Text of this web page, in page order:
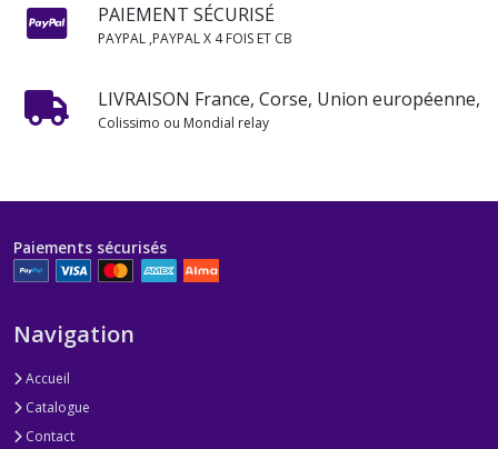
PAIEMENT SÉCURISÉ
PAYPAL ,PAYPAL X 4 FOIS ET CB
LIVRAISON France, Corse, Union européenne,
Colissimo ou Mondial relay
Paiements sécurisés
Navigation
Accueil
Catalogue
Contact